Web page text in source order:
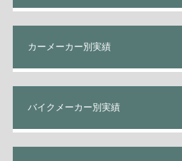
カーメーカー別実績
バイクメーカー別実績